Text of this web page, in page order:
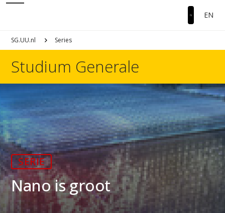
EN
SG.UU.nl Series
Studium Generale
SERIE
Nano is groot